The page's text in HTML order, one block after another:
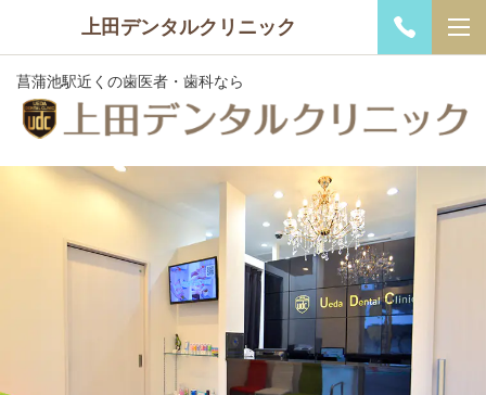
上田デンタルクリニック
菖蒲池駅近くの歯医者・歯科なら